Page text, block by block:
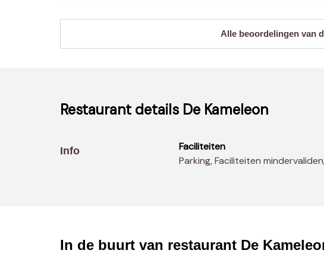
Alle beoordelingen van
Restaurant details De Kameleon
Info
Faciliteiten
Parking, Faciliteiten
In de buurt van restaurant De